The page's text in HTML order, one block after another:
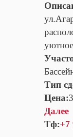
Тип
Цена:
Далее
Тф:+7